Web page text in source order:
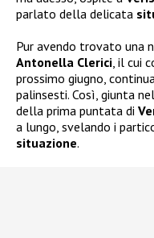
parlato della delicata
Pur avendo trovato una
Antonella Clerici, il cui
prossimo giugno,
palinsesti. Così, giunta
della prima puntata di
a lungo, svelando i
situazione.